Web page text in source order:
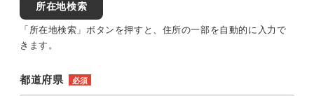
所在地検索
「所在地検索」ボタンを押すと、住所の一部を自動的に入力で
きます。
都道府県 必須